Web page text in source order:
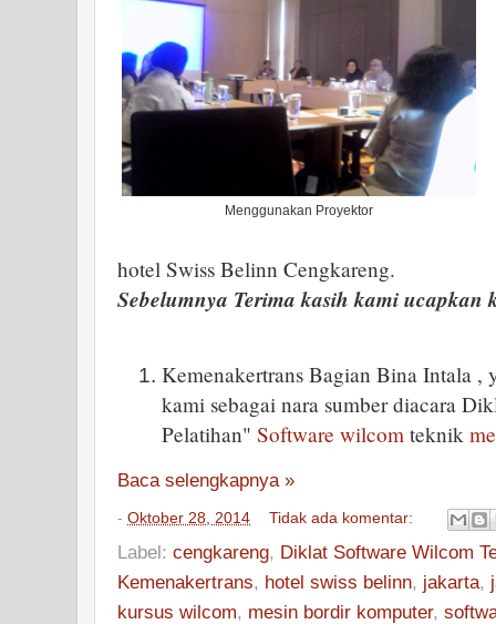
Menggunakan Proyektor
hotel Swiss Belinn Cengkareng.
Sebelumnya Terima kasih kami ucapkan
Kemenakertrans Bagian Bina Intala ,
kami sebagai nara sumber diacara
Pelatihan" Software wilcom teknik
Baca selengkapnya »
- Oktober 28, 2014 Tidak ada komentar:
Label: cengkareng, Diklat Software Wilcom
Kemenakertrans, hotel swiss belinn, jakarta,
kursus wilcom, mesin bordir komputer,